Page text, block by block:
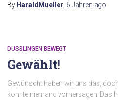
By HaraldMueller 6 Jahren ago
DUSSLINGEN BEWEGT
Gewählt!
Gewünscht haben wir uns das,
konnte niemand vorhersagen. Das